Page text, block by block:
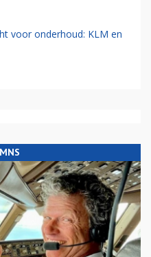
voor onderhoud: KLM en